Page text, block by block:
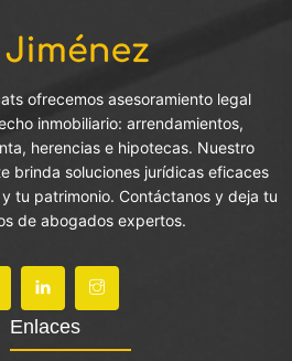
ofrecemos asesoramiento legal
inmobiliario: arrendamientos,
herencias e hipotecas. Nuestro
brinda soluciones jurídicas eficaces
tu patrimonio. Contáctanos y deja tu
de abogados expertos.
Enlaces